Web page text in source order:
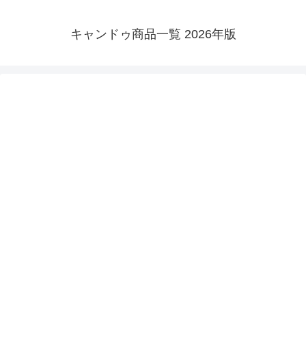
キャンドゥ商品一覧 2026年版